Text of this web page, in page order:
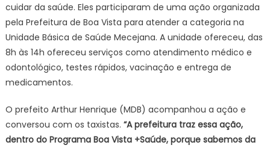
cuidar da saúde. Eles participaram de uma ação organizada
pela Prefeitura de Boa Vista para atender a categoria na
Unidade Básica de Saúde Mecejana. A unidade ofereceu, das
8h às 14h ofereceu serviços como atendimento médico e
odontológico, testes rápidos, vacinação e entrega de
medicamentos.
O prefeito Arthur Henrique (MDB) acompanhou a ação e
conversou com os taxistas. “A prefeitura traz essa ação,
dentro do Programa Boa Vista +Saúde, porque sabemos da